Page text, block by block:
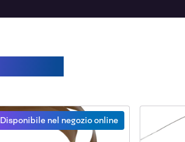
Disponibile nel negozio online